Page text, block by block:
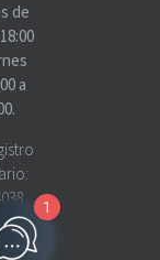
de
a
1